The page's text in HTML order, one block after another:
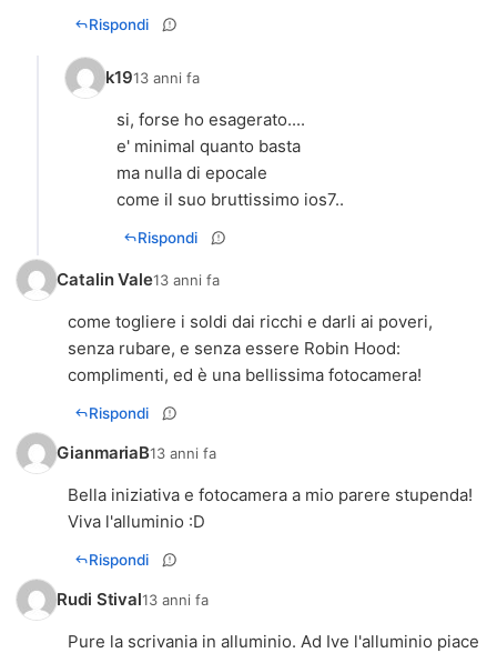
Rispondi
k1913 anni fa
si, forse ho esagerato....
e' minimal quanto basta
ma nulla di epocale
come il suo bruttissimo ios7..
Rispondi
Catalin Vale13 anni fa
come togliere i soldi dai ricchi e darli ai poveri,
senza rubare, e senza essere Robin Hood:
complimenti, ed è una bellissima fotocamera!
Rispondi
GianmariaB13 anni fa
Bella iniziativa e fotocamera a mio parere stupenda!
Viva l'alluminio :D
Rispondi
Rudi Stival13 anni fa
Pure la scrivania in alluminio. Ad Ive l'alluminio piace